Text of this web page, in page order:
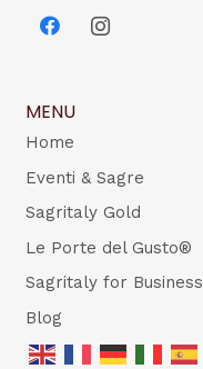
MENU
Home
Eventi & Sagre
Sagritaly Gold
Le Porte del Gusto®
Sagritaly for Business
Blog